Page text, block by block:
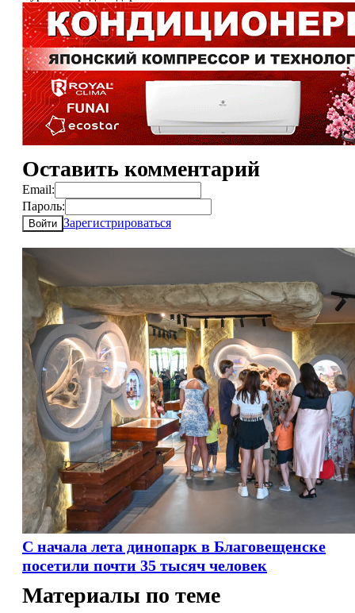
Оставить комментарий
Email:
Пароль:
Войти Зарегистрироваться
С начала лета динопарк в Благовещенске
посетили почти 35 тысяч человек
Материалы по теме